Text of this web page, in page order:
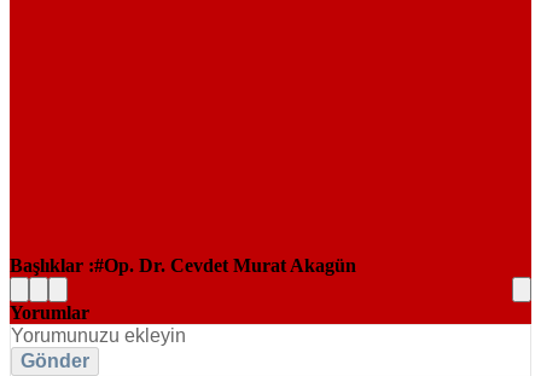
Başlıklar : Op. Dr. Cevdet Murat Akagün
Yorumlar
Gönder